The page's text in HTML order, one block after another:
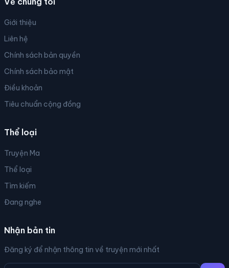
Giới thiệu
Liên hệ
Chính sách bản quyền
Chính sách bảo mật
Điều khoản
Tiêu chuẩn cộng đồng
Thể loại
Truyện Ma
Thể loại
Tìm kiếm
Đang nghe
Nhận bản tin
Đăng ký để nhận thông tin về truyện mới nhất